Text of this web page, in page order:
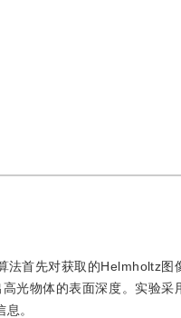
法首先对获取的Helmholtz图
光物体的表面深度。实验采
。